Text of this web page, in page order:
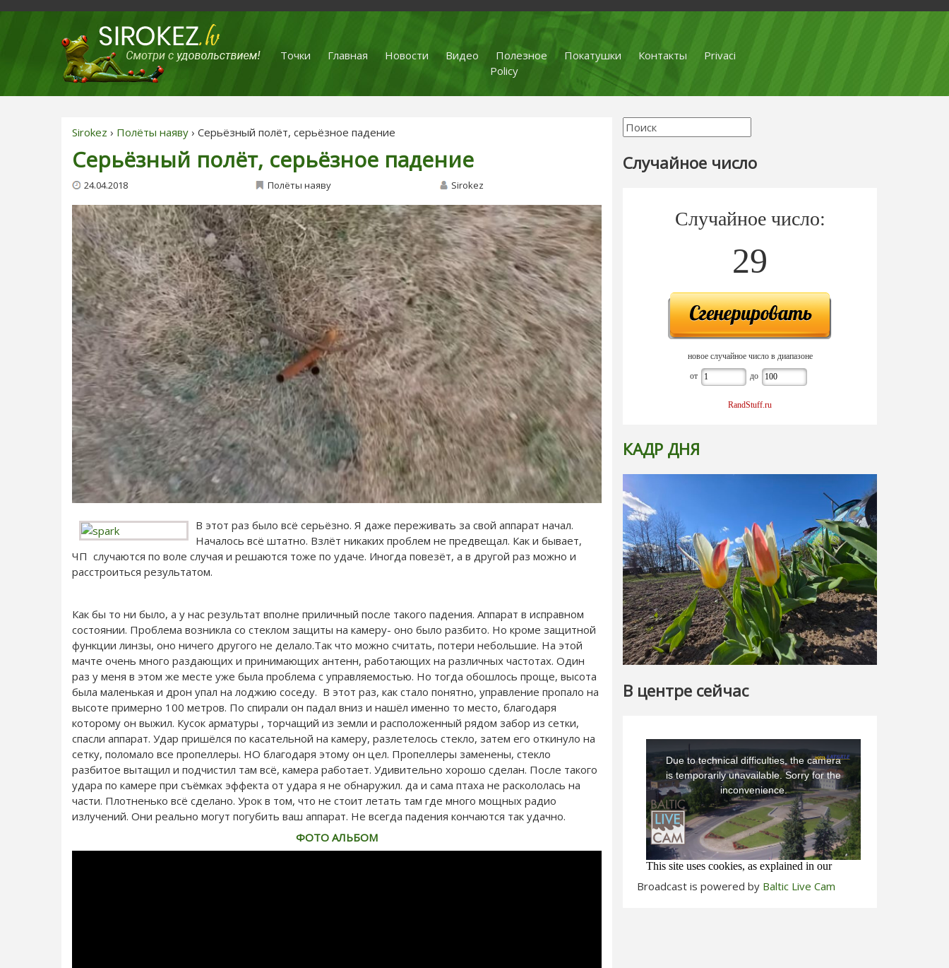
Точки Главная Новости Видео Полезное Покатушки Контакты
Privaci
Policy
Sirokez › Полёты наяву › Серьёзный полёт, серьёзное падение
Серьёзный полёт, серьёзное падение
24.04.2018 Полёты наяву Sirokez
В этот раз было всё серьёзно. Я даже переживать за свой аппарат начал.
Началось всё штатно. Взлёт никаких проблем не предвещал. Как и бывает,
ЧП случаются по воле случая и решаются тоже по удаче. Иногда повезёт, а в другой раз можно и
расстроиться результатом.
Как бы то ни было, а у нас результат вполне приличный после такого падения. Аппарат в исправном
состоянии. Проблема возникла со стеклом защиты на камеру- оно было разбито. Но кроме защитной
функции линзы, оно ничего другого не делало.Так что можно считать, потери небольшие. На этой
мачте очень много раздающих и принимающих антенн, работающих на различных частотах. Один
раз у меня в этом же месте уже была проблема с управляемостью. Но тогда обошлось проще, высота
была маленькая и дрон упал на лоджию соседу. В этот раз, как стало понятно, управление пропало на
высоте примерно 100 метров. По спирали он падал вниз и нашёл именно то место, благодаря
которому он выжил. Кусок арматуры , торчащий из земли и расположенный рядом забор из сетки,
спасли аппарат. Удар пришёлся по касательной на камеру, разлетелось стекло, затем его откинуло на
сетку, поломало все пропеллеры. НО благодаря этому он цел. Пропеллеры заменены, стекло
разбитое вытащил и подчистил там всё, камера работает. Удивительно хорошо сделан. После такого
удара по камере при съёмках эффекта от удара я не обнаружил. да и сама птаха не раскололась на
части. Плотненько всё сделано. Урок в том, что не стоит летать там где много мощных радио
излучений. Они реально могут погубить ваш аппарат. Не всегда падения кончаются так удачно.
ФОТО АЛЬБОМ
Случайное число
Случайное число:
29
новое случайное число в диапазоне
от до
RandStuff.ru
КАДР ДНЯ
В центре сейчас
Broadcast is powered by Baltic Live Cam